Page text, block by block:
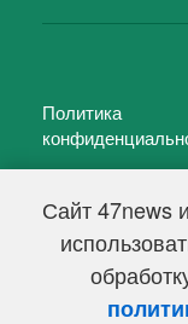
Сайт 47news
Политика
47 новостей (47
Свидетельство о
Федеральной
информационных